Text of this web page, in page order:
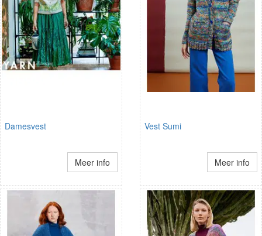
Damesvest
Meer info
Vest Sumi
Meer info